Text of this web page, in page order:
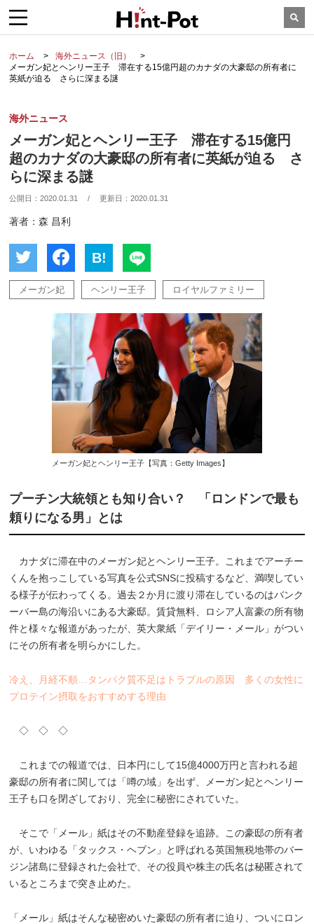
ホーム
海外ニュース（旧）
メーガン妃とヘンリー王子 滞在する15億円超のカナダの大豪邸の所有者に
英紙が迫る さらに深まる謎
海外ニュース
メーガン妃とヘンリー王子 滞在する15億円
超のカナダの大豪邸の所有者に英紙が迫る さ
らに深まる謎
公開日：2020.01.31 / 更新日：2020.01.31
著者：森 昌利
B!
メーガン妃 ヘンリー王子 ロイヤルファミリー
メーガン妃とヘンリー王子【写真：Getty Images】
プーチン大統領とも知り合い？ 「ロンドンで最も
頼りになる男」とは
カナダに滞在中のメーガン妃とヘンリー王子。これまでアーチー
くんを抱っこしている写真を公式SNSに投稿するなど、満喫してい
る様子が伝わってくる。過去２か月に渡り滞在しているのはバンク
ーバー島の海沿いにある大豪邸。賃貸無料、ロシア人富豪の所有物
件と様々な報道があったが、英大衆紙「デイリー・メール」がつい
にその所有者を明らかにした。
冷え、月経不順…タンパク質不足はトラブルの原因 多くの女性に
プロテイン摂取をおすすめする理由
◇ ◇ ◇
これまでの報道では、日本円にして15億4000万円と言われる超
豪邸の所有者に関しては「噂の域」を出ず、メーガン妃とヘンリー
王子も口を閉ざしており、完全に秘密にされていた。
そこで「メール」紙はその不動産登録を追跡。この豪邸の所有者
が、いわゆる「タックス・ヘブン」と呼ばれる英国無税地帯のバー
ジン諸島に登録された会社で、その役員や株主の氏名は秘匿されて
いるところまで突き止めた。
「メール」紙はそんな秘密めいた豪邸の所有者に迫り、ついにロン